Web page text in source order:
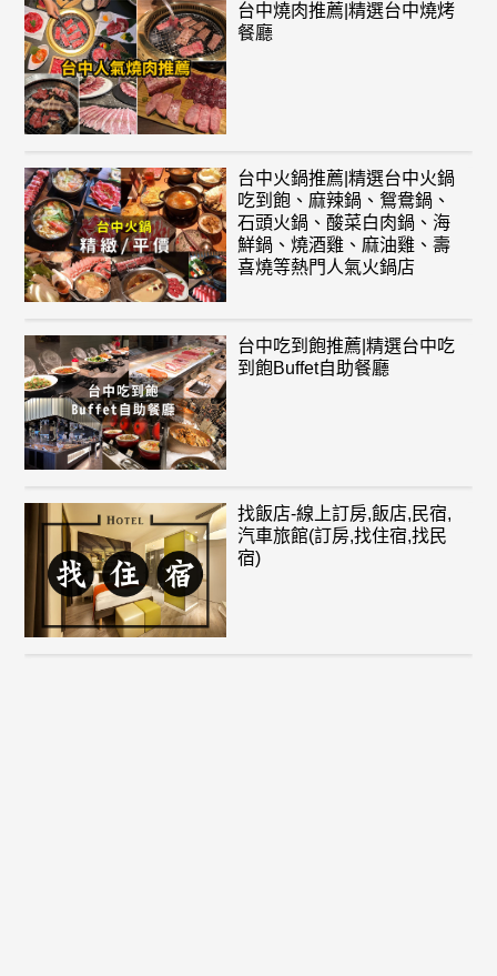
台中燒肉推薦|精選台中燒烤
餐廳
台中火鍋推薦|精選台中火鍋
吃到飽、麻辣鍋、鴛鴦鍋、
石頭火鍋、酸菜白肉鍋、海
鮮鍋、燒酒雞、麻油雞、壽
喜燒等熱門人氣火鍋店
台中吃到飽推薦|精選台中吃
到飽Buffet自助餐廳
找飯店-線上訂房,飯店,民宿,
汽車旅館(訂房,找住宿,找民
宿)